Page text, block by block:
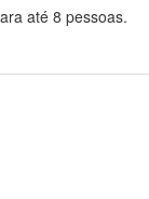
até 8 pessoas.